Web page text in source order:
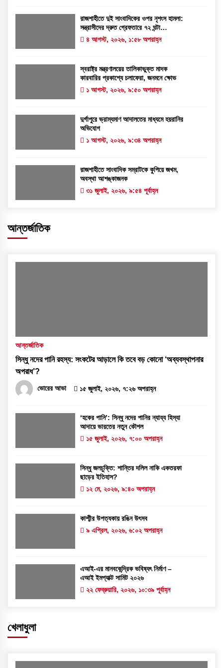
রাজশাহীতে দুই সাংবাদিকের ওপর নৃশংস হামলা:
সন্ত্রাসীদের দ্রুত গ্রেফতারে ৭২ ঘন্টা
আলটিমেটাম
৪ আগস্ট, ২০২৬, ১:৫৮ অপরাহ্ন
স্বরাষ্ট্র মন্ত্রণালয়ের তালিকাভুক্ত মাদক
কারবারির প্রকাশ্যে চলাফেরা, জনমনে ক্ষোভ
১ আগস্ট, ২০২৬, ৯:৫০ অপরাহ্ন
দুর্গাপুরে ভ্রাম্যমাণ আদালতের মাধ্যমে হয়রানির
অভিযোগ
১ আগস্ট, ২০২৬, ৯:৩৪ অপরাহ্ন
রাজশাহীতে সাংবাদিক সম্রাটকে কুপিয়ে জখম,
অবস্থা আশঙ্কাজনক
৩১ জুলাই, ২০২৬, ৯:৫৪ পূর্বাহ্ন
আন্তর্জাতিক
আন্তর্জাতিক
সিন্ধু নদের পানি রহস্য: সংকটের আড়ালে কি তবে বড় কোনো ‘অব্যবস্থাপনার
অপরাধ’?
ভোরের আভা ১৫ জুলাই, ২০২৬, ৭:২৬ অপরাহ্ন
‘হকের পানি’: সিন্ধু নদের পানির ন্যায্য হিস্যা
আদায়ে ভারতের নতুন কৌশল
১৫ জুলাই, ২০২৬, ৭:০০ অপরাহ্ন
সিন্ধু জলচুক্তি: শান্তির দলিল নাকি একতরফা
ছাড়ের ইতিহাস?
১২ মে, ২০২৬, ৯:৪০ অপরাহ্ন
কাশ্মীর উপত্যকায় রঙিন উৎসব
৯ এপ্রিল, ২০২৬, ৬:০২ অপরাহ্ন
এআই-এর মানবকেন্দ্রিক ভবিষ্যৎ নির্মাণ –
এআই ইমপ্যাক্ট সামিট ২০২৬
২২ ফেব্রুয়ারি, ২০২৬, ১০:৩৯ পূর্বাহ্ন
খেলাধুলা